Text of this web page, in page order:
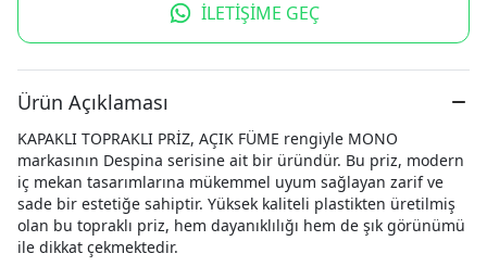
İLETİŞİME GEÇ
Ürün Açıklaması
KAPAKLI TOPRAKLI PRİZ, AÇIK FÜME rengiyle MONO
markasının Despina serisine ait bir üründür. Bu priz, modern
iç mekan tasarımlarına mükemmel uyum sağlayan zarif ve
sade bir estetiğe sahiptir. Yüksek kaliteli plastikten üretilmiş
olan bu topraklı priz, hem dayanıklılığı hem de şık görünümü
ile dikkat çekmektedir.